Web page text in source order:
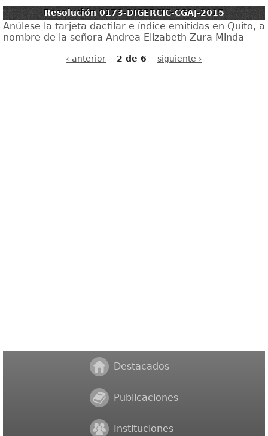
Resolución 0173-DIGERCIC-CGAJ-2015
Anúlese la tarjeta dactilar e índice emitidas en Quito, a
nombre de la señora Andrea Elizabeth Zura Minda
‹ anterior 2 de 6 siguiente ›
Destacados
Publicaciones
Instituciones